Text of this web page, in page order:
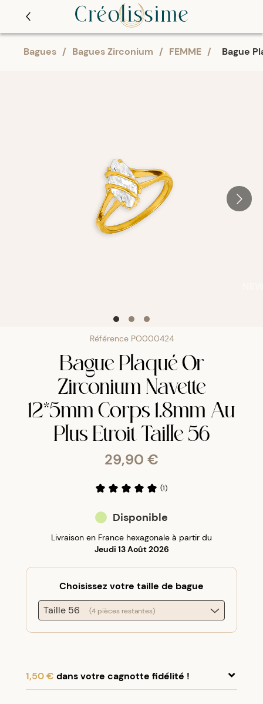
Bagues / Bagues Zirconium / FEMME / Bague
Référence PO000424
Bague Plaqué Or
Zirconium Navette
12*5mm Corps 1.8mm Au
Plus Etroit Taille 56
29,90 €
(1)
Disponible
Livraison en France hexagonale à partir du
Jeudi 13 Août 2026
Choisissez votre taille de bague
Taille 56
(4 pièces restantes)
1,50 € dans votre cagnotte fidélité !